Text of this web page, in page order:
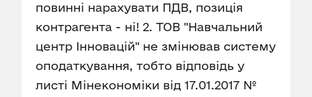
повинні нарахувати ПДВ, позиція
контрагента - ні! 2. ТОВ "Навчальний
центр Інновацій" не змінював систему
оподаткування, тобто відповідь у
листі Мінекономіки від 17.01.2017 №